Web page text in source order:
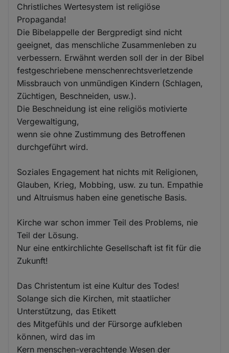
Christliches Wertesystem ist religiöse
Propaganda!
Die Bibelappelle der Bergpredigt sind nicht
geeignet, das menschliche Zusammenleben zu
verbessern. Erwähnt werden soll der in der Bibel
festgeschriebene menschenrechtsverletzende
Missbrauch von unmündigen Kindern (Schlagen,
Züchtigen, Beschneiden, usw.).
Die Beschneidung ist eine religiös motivierte
Vergewaltigung,
wenn sie ohne Zustimmung des Betroffenen
durchgeführt wird.
Soziales Engagement hat nichts mit Religionen,
Glauben, Krieg, Mobbing, usw. zu tun. Empathie
und Altruismus haben eine genetische Basis.
Kirche war schon immer Teil des Problems, nie
Teil der Lösung.
Nur eine entkirchlichte Gesellschaft ist fit für die
Zukunft!
Das Christentum ist eine Kultur des Todes!
Solange sich die Kirchen, mit staatlicher
Unterstützung, das Etikett
des Mitgefühls und der Fürsorge aufkleben
können, wird das im
Kern menschen-verachtende Wesen der